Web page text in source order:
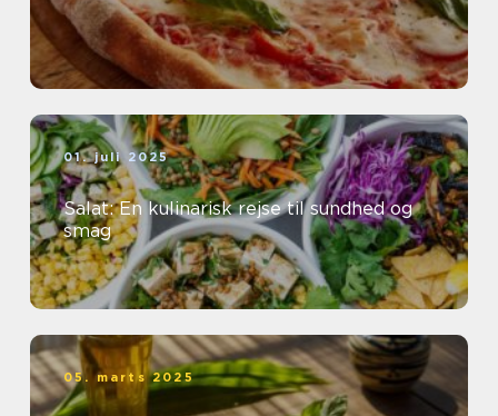
01. juli 2025
Salat: En kulinarisk rejse til sundhed og
smag
05. marts 2025